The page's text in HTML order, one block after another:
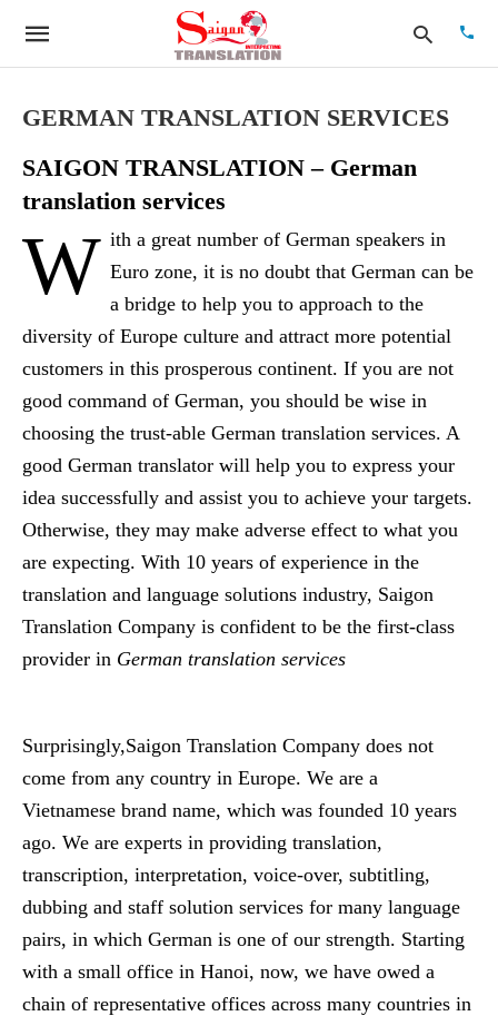
enter:
GERMAN TRANSLATION SERVICES
SAIGON TRANSLATION – German
translation services
W ith a great number of German speakers in
Euro zone, it is no doubt that German can be
a bridge to help you to approach to the
diversity of Europe culture and attract more potential
customers in this prosperous continent. If you are not
good command of German, you should be wise in
choosing the trust-able German translation services. A
good German translator will help you to express your
idea successfully and assist you to achieve your targets.
Otherwise, they may make adverse effect to what you
are expecting. With 10 years of experience in the
translation and language solutions industry, Saigon
Translation Company is confident to be the first-class
provider in German translation services
Surprisingly,Saigon Translation Company does not
come from any country in Europe. We are a
Vietnamese brand name, which was founded 10 years
ago. We are experts in providing translation,
transcription, interpretation, voice-over, subtitling,
dubbing and staff solution services for many language
pairs, in which German is one of our strength. Starting
with a small office in Hanoi, now, we have owed a
chain of representative offices across many countries in